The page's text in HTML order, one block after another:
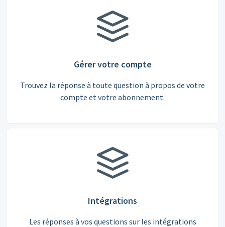
Gérer votre compte
Trouvez la réponse à toute question à propos de votre
compte et votre abonnement.
Intégrations
Les réponses à vos questions sur les intégrations